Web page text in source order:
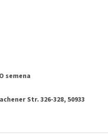
semena
Str. 326-328, 50933